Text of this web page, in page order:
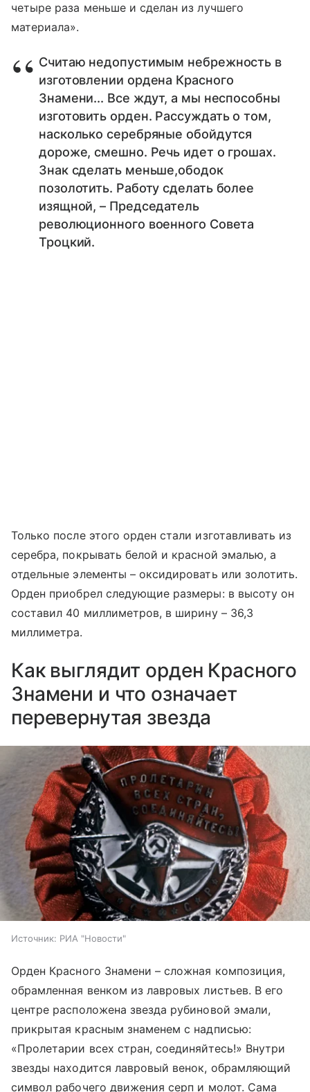
четыре раза меньше и сделан из лучшего
материала».
Считаю недопустимым небрежность в
изготовлении ордена Красного
Знамени... Все ждут, а мы неспособны
изготовить орден. Рассуждать о том,
насколько серебряные обойдутся
дороже, смешно. Речь идет о грошах.
Знак сделать меньше,ободок
позолотить. Работу сделать более
изящной, – Председатель
революционного военного Совета
Троцкий.
Только после этого орден стали изготавливать из
серебра, покрывать белой и красной эмалью, а
отдельные элементы – оксидировать или золотить.
Орден приобрел следующие размеры: в высоту он
составил 40 миллиметров, в ширину – 36,3
миллиметра.
Как выглядит орден Красного
Знамени и что означает
перевернутая звезда
Источник: РИА "Новости"
Орден Красного Знамени – сложная композиция,
обрамленная венком из лавровых листьев. В его
центре расположена звезда рубиновой эмали,
прикрытая красным знаменем с надписью:
«Пролетарии всех стран, соединяйтесь!» Внутри
звезды находится лавровый венок, обрамляющий
символ рабочего движения серп и молот. Сама